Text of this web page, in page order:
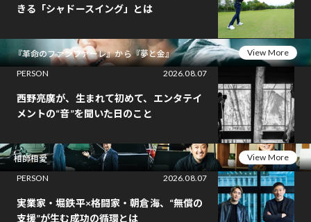
きる「シャドースイング」とは
『革命のファンファーレ』から『夢と金』
View More
PERSON
2026.08.07
西野亮廣が、生まれて初めて、エンタテイ
メントの“音”を聞いた日のこと
相師相愛
View More
PERSON
2026.08.07
実業家・堀鉄平×格闘家・朝倉海、“無償の
支援”が生む成功の循環とは